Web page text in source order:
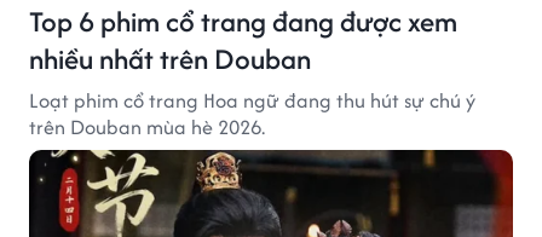
Top 6 phim cổ trang đang được xem
nhiều nhất trên Douban
Loạt phim cổ trang Hoa ngữ đang thu hút sự chú ý
trên Douban mùa hè 2026.